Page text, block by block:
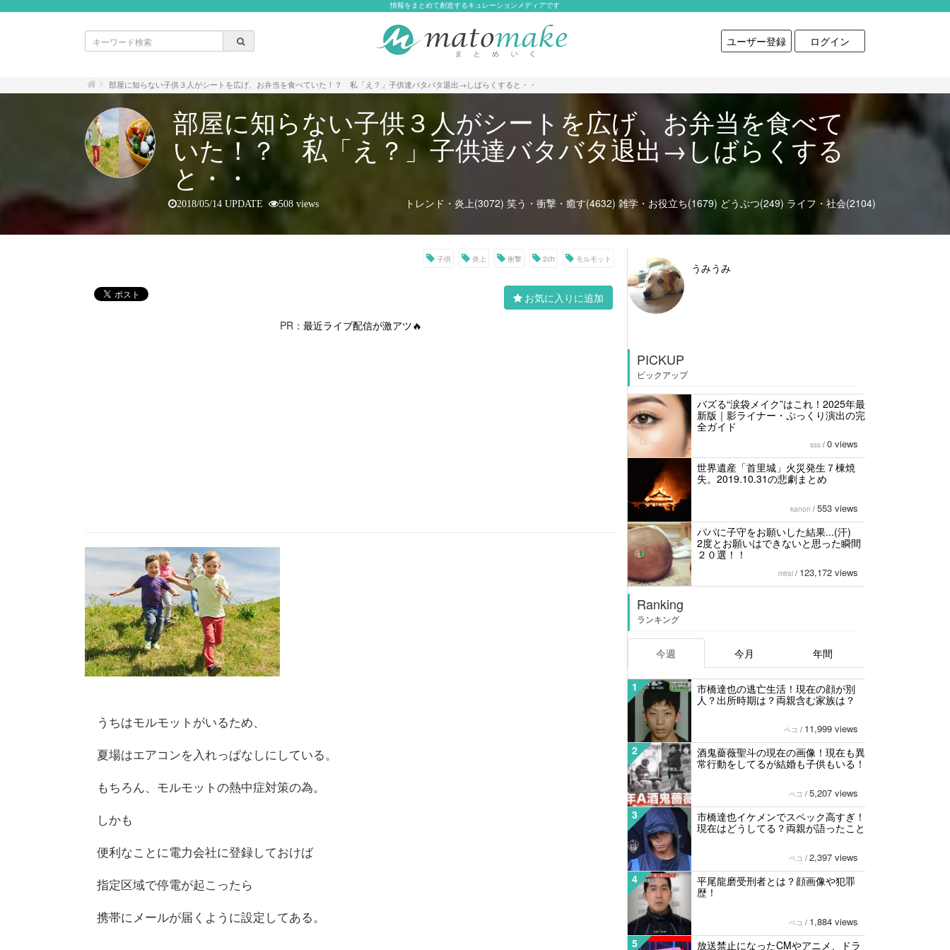
情報をまとめて創造するキュレーションメディアです
ユーザー登録 ログイン
部屋に知らない子供３人がシートを広げ、お弁当を食べていた！？ 私「え？」子供達バタバタ退出→しばらくすると・・
部屋に知らない子供３人がシートを広げ、お弁当を食べて
いた！？ 私「え？」子供達バタバタ退出→しばらくする
と・・
トレンド・炎上(3072) 笑う・衝撃・癒す(4632) 雑学・お役立ち(1679) どうぶつ(249) ライフ・社会(2104)
2018/05/14 UPDATE 508 views
子供 炎上 衝撃 2ch モルモット
お気に入りに追加
PR： 最近ライブ配信が激アツ🔥
うちはモルモットがいるため、
夏場はエアコンを入れっぱなしにしている。
もちろん、モルモットの熱中症対策の為。
しかも
便利なことに電力会社に登録しておけば
指定区域で停電が起こったら
携帯にメールが届くように設定してある。
うみうみ
PICKUP
ピックアップ
バズる“涙袋メイク”はこれ！2025年最
新版｜影ライナー・ぷっくり演出の完
全ガイド
sss / 0 views
世界遺産「首里城」火災発生７棟焼
失。2019.10.31の悲劇まとめ
kanon / 553 views
パパに子守をお願いした結果...(汗)
2度とお願いはできないと思った瞬間
２０選！！
mirai / 123,172 views
Ranking
ランキング
今週 今月 年間
1
市橋達也の逃亡生活！現在の顔が別
人？出所時期は？両親含む家族は？
ペコ / 11,999 views
2
酒鬼薔薇聖斗の現在の画像！現在も異
常行動をしてるが結婚も子供もいる！
ペコ / 5,207 views
3
市橋達也イケメンでスペック高すぎ！
現在はどうしてる？両親が語ったこと
ペコ / 2,397 views
4
平尾龍磨受刑者とは？顔画像や犯罪
歴！
ペコ / 1,884 views
5
放送禁止になったCMやアニメ、ドラ